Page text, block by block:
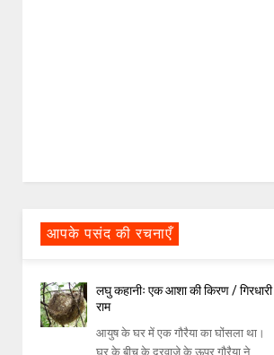
आपके पसंद की रचनाएँ
लघु कहानीः एक आशा की किरण / गिरधारी
राम
आयुष के घर में एक गौरैया का घोंसला था।
घर के बीच के दरवाजे के ऊपर गौरैया ने